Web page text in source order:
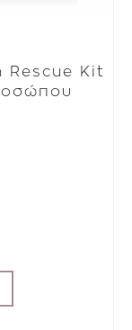
Rescue Kit